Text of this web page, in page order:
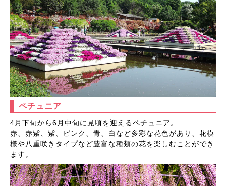
ペチュニア
4月下旬から6月中旬に見頃を迎えるペチュニア。
赤、赤紫、紫、ピンク、青、白など多彩な花色があり、花模
様や八重咲きタイプなど豊富な種類の花を楽しむことができ
ます。